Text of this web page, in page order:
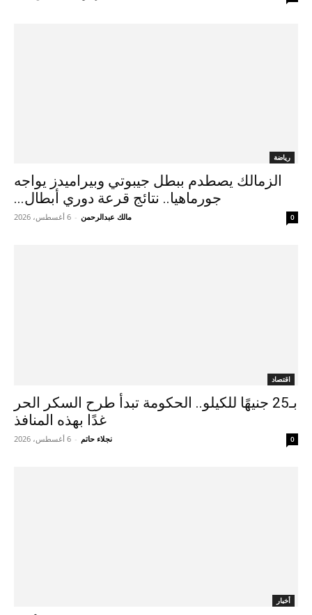
رياضة
الزمالك يصطدم ببطل جيبوتي وبيراميدز يواجه
جورماهيا.. نتائج قرعة دوري أبطال...
مالك عبدالرحمن - 6 أغسطس، 2026 0
اقتصاد
بـ25 جنيهًا للكيلو.. الحكومة تبدأ طرح السكر الحر
غدًا بهذه المنافذ
نجلاء حاتم - 6 أغسطس، 2026 0
أخبار